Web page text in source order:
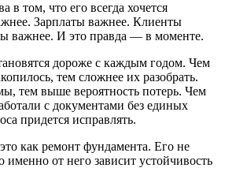
в том, что его всегда хочется
Зарплаты важнее. Клиенты
важнее. И это правда — в моменте.
дороже с каждым годом. Чем
тем сложнее их разобрать.
тем выше вероятность потерь. Чем
с документами без единых
придется исправлять.
как ремонт фундамента. Его не
от него зависит устойчивость